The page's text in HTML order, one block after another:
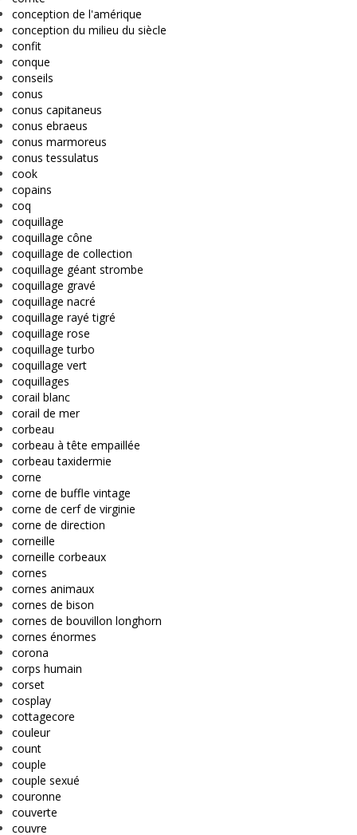
conception de l'amérique
conception du milieu du siècle
confit
conque
conseils
conus
conus capitaneus
conus ebraeus
conus marmoreus
conus tessulatus
cook
copains
coq
coquillage
coquillage cône
coquillage de collection
coquillage géant strombe
coquillage gravé
coquillage nacré
coquillage rayé tigré
coquillage rose
coquillage turbo
coquillage vert
coquillages
corail blanc
corail de mer
corbeau
corbeau à tête empaillée
corbeau taxidermie
corne
corne de buffle vintage
corne de cerf de virginie
corne de direction
corneille
corneille corbeaux
cornes
cornes animaux
cornes de bison
cornes de bouvillon longhorn
cornes énormes
corona
corps humain
corset
cosplay
cottagecore
couleur
count
couple
couple sexué
couronne
couverte
couvre